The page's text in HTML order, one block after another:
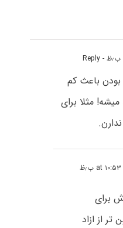
- Reply
باعث کم
مثلا برای
برای
از ازاد